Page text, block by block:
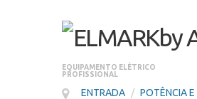
EQUIPAMENTO ELÉTRICO
PROFISSIONAL
ENTRADA / POTÊNCIA